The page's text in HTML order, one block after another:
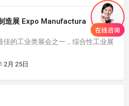
造展 Expo Manufactura
佳的工业类展会之一，综合性工业展
2月 25日